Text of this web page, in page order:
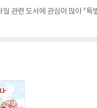
관련 도서에 관심이 많아 『